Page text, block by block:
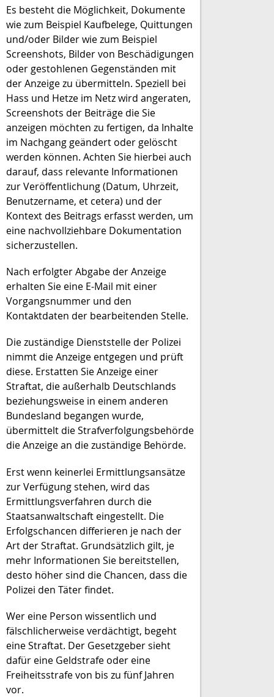
Es besteht die Möglichkeit, Dokumente
wie zum Beispiel Kaufbelege, Quittungen
und/oder Bilder wie zum Beispiel
Screenshots, Bilder von Beschädigungen
oder gestohlenen Gegenständen mit
der Anzeige zu übermitteln. Speziell bei
Hass und Hetze im Netz wird angeraten,
Screenshots der Beiträge die Sie
anzeigen möchten zu fertigen, da Inhalte
im Nachgang geändert oder gelöscht
werden können. Achten Sie hierbei auch
darauf, dass relevante Informationen
zur Veröffentlichung (Datum, Uhrzeit,
Benutzername, et cetera) und der
Kontext des Beitrags erfasst werden, um
eine nachvollziehbare Dokumentation
sicherzustellen.
Nach erfolgter Abgabe der Anzeige
erhalten Sie eine E-Mail mit einer
Vorgangsnummer und den
Kontaktdaten der bearbeitenden Stelle.
Die zuständige Dienststelle der Polizei
nimmt die Anzeige entgegen und prüft
diese. Erstatten Sie Anzeige einer
Straftat, die außerhalb Deutschlands
beziehungsweise in einem anderen
Bundesland begangen wurde,
übermittelt die Strafverfolgungsbehörde
die Anzeige an die zuständige Behörde.
Erst wenn keinerlei Ermittlungsansätze
zur Verfügung stehen, wird das
Ermittlungsverfahren durch die
Staatsanwaltschaft eingestellt. Die
Erfolgschancen differieren je nach der
Art der Straftat. Grundsätzlich gilt, je
mehr Informationen Sie bereitstellen,
desto höher sind die Chancen, dass die
Polizei den Täter findet.
Wer eine Person wissentlich und
fälschlicherweise verdächtigt, begeht
eine Straftat. Der Gesetzgeber sieht
dafür eine Geldstrafe oder eine
Freiheitsstrafe von bis zu fünf Jahren
vor.